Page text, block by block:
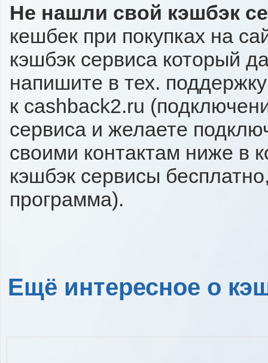
Не нашли свой кэшбэк
кешбек при покупках на
кэшбэк сервиса который
напишите в тех.
к cashback2.ru
сервиса и желаете
своими контактам ниже в
кэшбэк сервисы
программа).
Ещё интересное о